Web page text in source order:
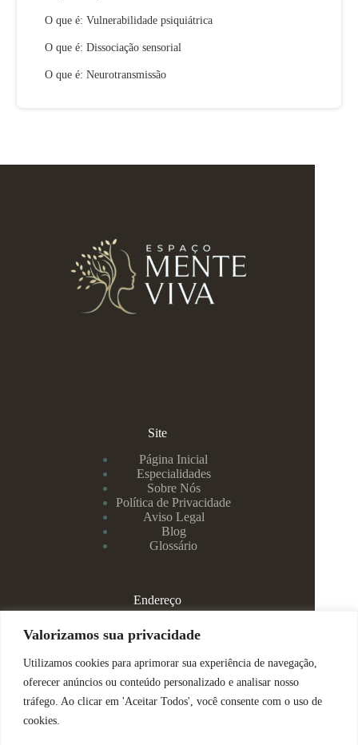
Valorizamos sua privacidade
Utilizamos cookies para aprimorar sua experiência de navegação,
oferecer anúncios ou conteúdo personalizado e analisar nosso
tráfego. Ao clicar em 'Aceitar Todos', você consente com o uso de
cookies.
O que é: Vulnerabilidade psiquiátrica
O que é: Dissociação sensorial
O que é: Neurotransmissão
Site
Página Inicial
Especialidades
Sobre Nós
Política de Privacidade
Aviso Legal
Blog
Glossário
Endereço
Rua Rei Alberto, 108 / 705 - Centro - Juiz de Fora/MG
(32) 99829-3800 - Dra Eduarda